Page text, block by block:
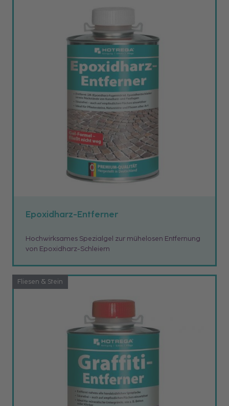
Epoxidharz-Entferner
Hochwirksames Spezialgel zur mühelosen Entfernung
von Epoxidharz-Schleiern
Fliesen & Stein